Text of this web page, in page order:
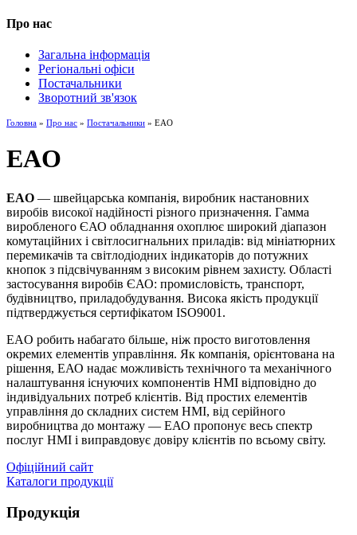
Про нас
Загальна інформація
Регіональні офіси
Постачальники
Зворотний зв'язок
Головна » Про нас » Постачальники » EAO
EAO
EAO — швейцарська компанія, виробник настановних
виробів високої надійності різного призначення. Гамма
виробленого ЄАО обладнання охоплює широкий діапазон
комутаційних і світлосигнальних приладів: від мініатюрних
перемикачів та світлодіодних індикаторів до потужних
кнопок з підсвічуванням з високим рівнем захисту. Області
застосування виробів ЄАО: промисловість, транспорт,
будівництво, приладобудування. Висока якість продукції
підтверджується сертифікатом ISO9001.
EAO робить набагато більше, ніж просто виготовлення
окремих елементів управління. Як компанія, орієнтована на
рішення, ЕАО надає можливість технічного та механічного
налаштування існуючих компонентів HMI відповідно до
індивідуальних потреб клієнтів. Від простих елементів
управління до складних систем HMI, від серійного
виробництва до монтажу — ЕАО пропонує весь спектр
послуг HMI і виправдовує довіру клієнтів по всьому світу.
Офіційний сайт
Каталоги продукції
Продукція